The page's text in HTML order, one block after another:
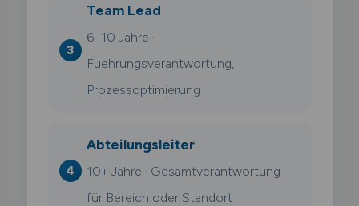
Team Lead
6–10 Jahre ·
Fuehrungsverantwortung,
Prozessoptimierung
Abteilungsleiter
10+ Jahre · Gesamtverantwortung
für Bereich oder Standort